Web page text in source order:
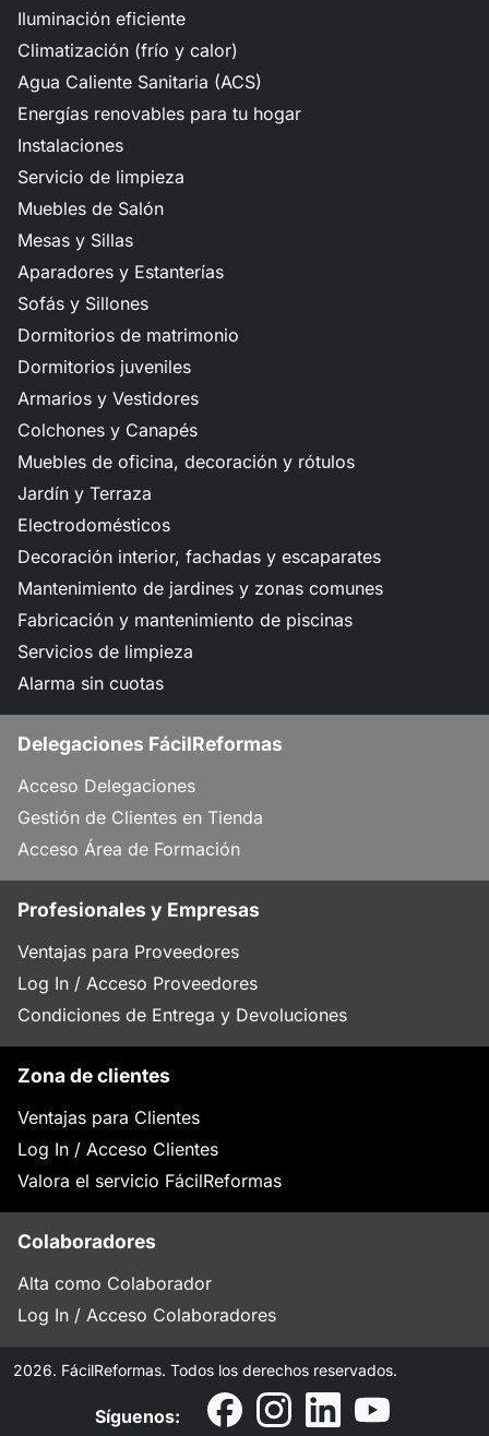
Iluminación eficiente
Climatización (frío y calor)
Agua Caliente Sanitaria (ACS)
Energías renovables para tu hogar
Instalaciones
Servicio de limpieza
Muebles de Salón
Mesas y Sillas
Aparadores y Estanterías
Sofás y Sillones
Dormitorios de matrimonio
Dormitorios juveniles
Armarios y Vestidores
Colchones y Canapés
Muebles de oficina, decoración y rótulos
Jardín y Terraza
Electrodomésticos
Decoración interior, fachadas y escaparates
Mantenimiento de jardines y zonas comunes
Fabricación y mantenimiento de piscinas
Servicios de limpieza
Alarma sin cuotas
Delegaciones FácilReformas
Acceso Delegaciones
Gestión de Clientes en Tienda
Acceso Área de Formación
Profesionales y Empresas
Ventajas para Proveedores
Log In / Acceso Proveedores
Condiciones de Entrega y Devoluciones
Zona de clientes
Ventajas para Clientes
Log In / Acceso Clientes
Valora el servicio FácilReformas
Colaboradores
Alta como Colaborador
Log In / Acceso Colaboradores
2026. FácilReformas. Todos los derechos reservados.
Síguenos: